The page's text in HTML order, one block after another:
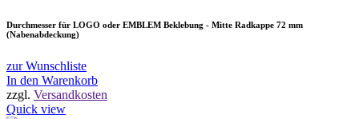
Durchmesser für LOGO oder EMBLEM Beklebung - Mitte Radkappe 72 mm
(Nabenabdeckung)
zur Wunschliste
In den Warenkorb
zzgl. Versandkosten
Quick view